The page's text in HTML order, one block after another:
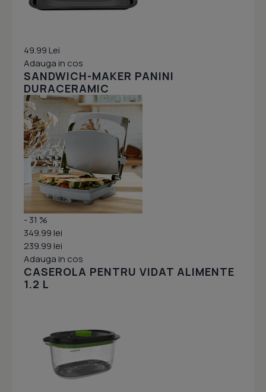
49.99 Lei
Adauga in cos
SANDWICH-MAKER PANINI
DURACERAMIC
- 31 %
349.99 lei
239.99 lei
Adauga in cos
CASEROLA PENTRU VIDAT ALIMENTE
1.2 L